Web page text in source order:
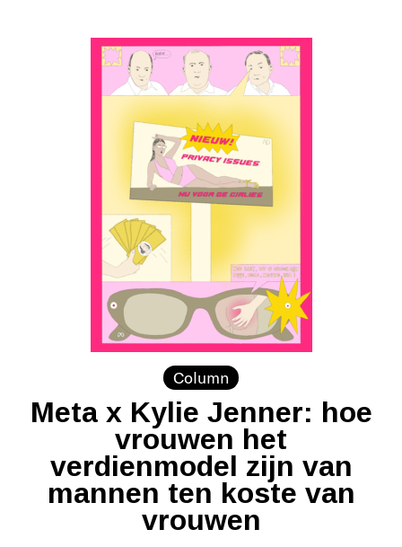
Column
Meta x Kylie Jenner: hoe
vrouwen het
verdienmodel zijn van
mannen ten koste van
vrouwen